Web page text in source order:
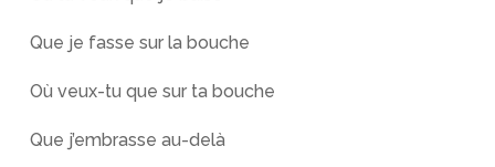
Que je fasse sur la bouche
Où veux-tu que sur ta bouche
Que j’embrasse au-delà